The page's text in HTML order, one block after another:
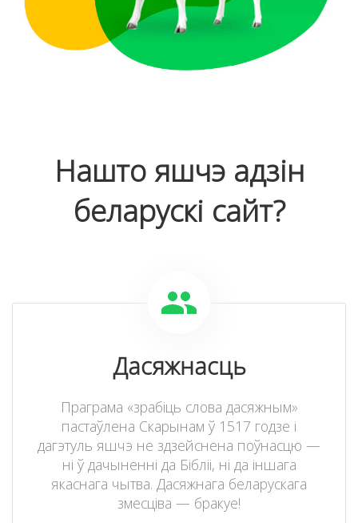
Нашто яшчэ адзін
беларускі сайт?
Дасяжнасць
Праграма «зрабіць слова дасяжным»
пастаўлена Скарынам ў 1517 годзе і
дагэтуль яшчэ не здзейснена поўнасцю —
ні ў дачыненні да Бібліі, ні да іншага
якаснага чытва. Дасяжнага беларускага
змесціва — бракуе!